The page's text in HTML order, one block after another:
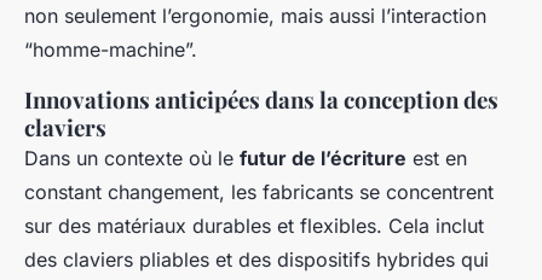
non seulement l’ergonomie, mais aussi l’interaction
“homme-machine”.
Innovations anticipées dans la conception des
claviers
Dans un contexte où le futur de l’écriture est en
constant changement, les fabricants se concentrent
sur des matériaux durables et flexibles. Cela inclut
des claviers pliables et des dispositifs hybrides qui